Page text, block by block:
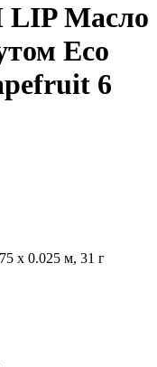
Масло
Eco
6
x 0.025 м, 31 г